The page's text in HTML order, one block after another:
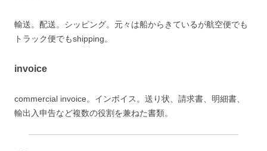
輸送。配送。シッピング。元々は船からきているが航空便でも
トラック便でもshipping。
invoice
commercial invoice。インボイス。送り状、請求書、明細書、
輸出入申告など複数の役割を兼ねた書類。